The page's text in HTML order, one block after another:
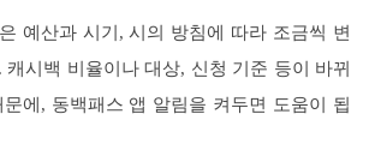
예산과 시기, 시의 방침에 따라 조금씩 변
캐시백 비율이나 대상, 신청 기준 등이 바뀌
에, 동백패스 앱 알림을 켜두면 도움이 됩